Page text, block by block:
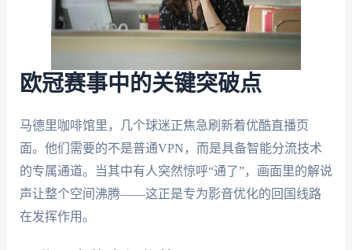
欧冠赛事中的关键突破点
马德里咖啡馆里，几个球迷正焦急刷新着优酷直播页
面。他们需要的不是普通VPN，而是具备智能分流技术
的专属通道。当其中有人突然惊呼“通了”，画面里的解说
声让整个空间沸腾——这正是专为影音优化的回国线路
在发挥作用。